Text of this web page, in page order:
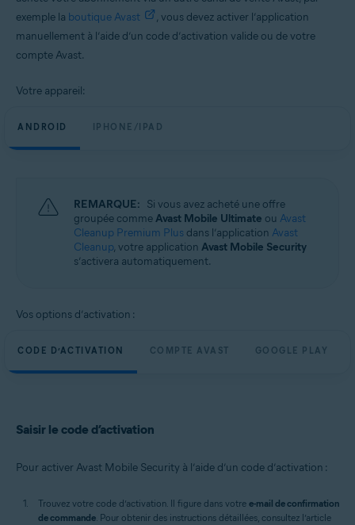
exemple la boutique Avast
, vous devez activer l’application
manuellement à l’aide d’un code d’activation valide ou de votre
compte Avast.
Votre appareil:
ANDROID IPHONE/IPAD
REMARQUE: Si vous avez acheté une offre
groupée commeAvast Mobile Ultimate ou Avast
Cleanup Premium Plus dans l’application Avast
Cleanup, votre application Avast Mobile Security
s’activera automatiquement.
Vos options d’activation :
CODE D’ACTIVATION COMPTE AVAST GOOGLE PLAY
Saisir le code d’activation
Pour activer Avast Mobile Security à l’aide d’un code d’activation :
Trouvez votre code d’activation. Il figure dans votre e-mail de confirmation
de commande. Pour obtenir des instructions détaillées, consultez l’article